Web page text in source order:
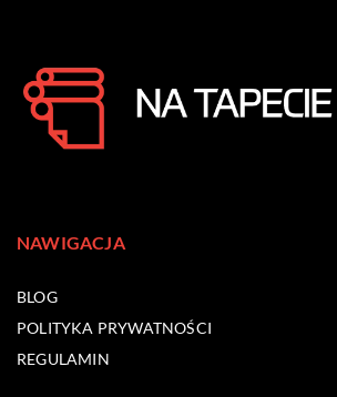
NAWIGACJA
BLOG
POLITYKA PRYWATNOŚCI
REGULAMIN